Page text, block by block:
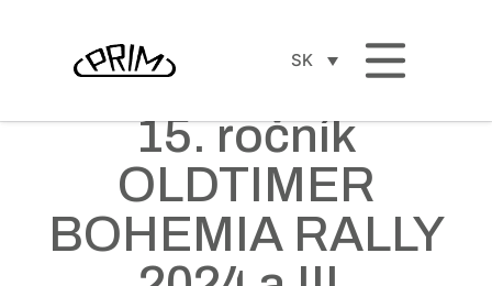
SK
15. ročník
OLDTIMER
BOHEMIA RALLY